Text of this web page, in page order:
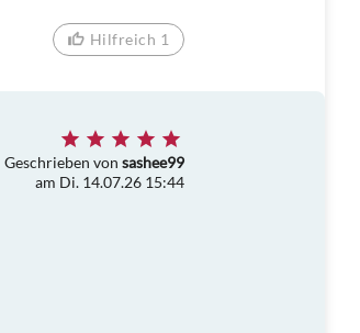
Hilfreich 1
Geschrieben von sashee99
am Di. 14.07.26 15:44